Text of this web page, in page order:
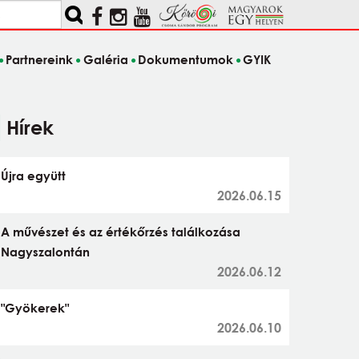
Partnereink Galéria Dokumentumok GYIK
Hírek
Újra együtt
2026.06.15
A művészet és az értékőrzés találkozása
Nagyszalontán
2026.06.12
"Gyökerek"
2026.06.10